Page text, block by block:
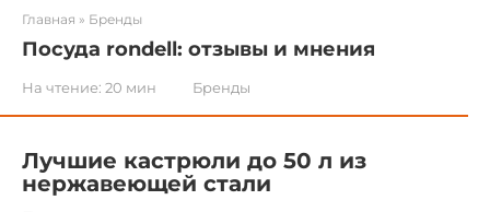
Главная » Бренды
Посуда rondell: отзывы и мнения
На чтение: 20 мин Бренды
Лучшие кастрюли до 50 л из
нержавеющей стали